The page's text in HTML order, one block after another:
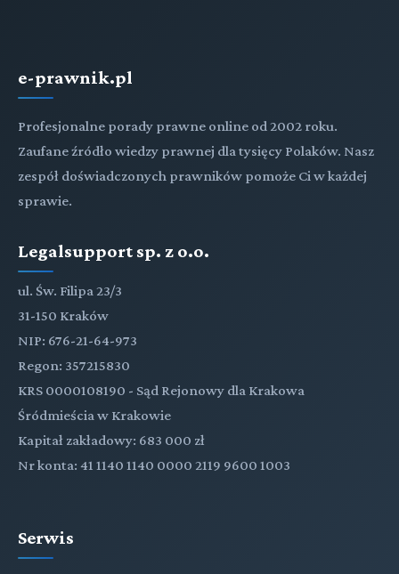
e-prawnik.pl
Profesjonalne porady prawne online od 2002 roku.
Zaufane źródło wiedzy prawnej dla tysięcy Polaków. Nasz
zespół doświadczonych prawników pomoże Ci w każdej
sprawie.
Legalsupport sp. z o.o.
ul. Św. Filipa 23/3
31-150 Kraków
NIP: 676-21-64-973
Regon: 357215830
KRS 0000108190 - Sąd Rejonowy dla Krakowa
Śródmieścia w Krakowie
Kapitał zakładowy: 683 000 zł
Nr konta: 41 1140 1140 0000 2119 9600 1003
Serwis